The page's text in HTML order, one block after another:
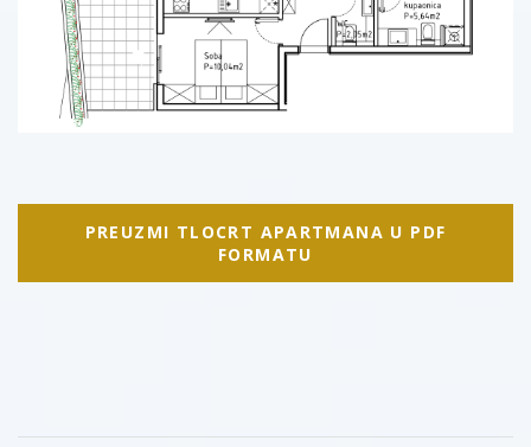
PREUZMI TLOCRT APARTMANA U PDF
FORMATU